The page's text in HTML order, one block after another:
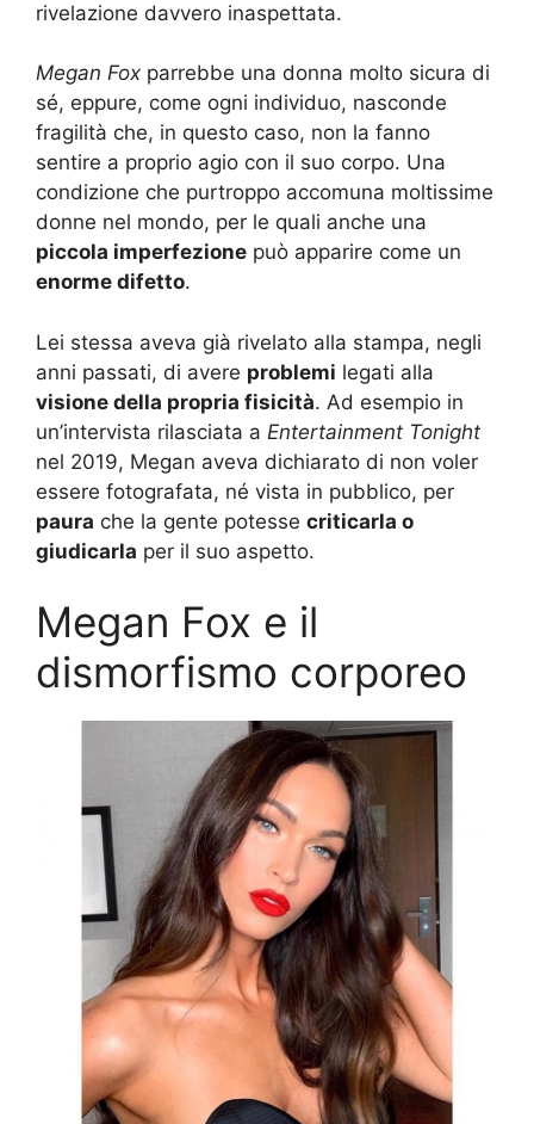
rivelazione davvero inaspettata.
Megan Fox parrebbe una donna molto sicura di
sé, eppure, come ogni individuo, nasconde
fragilità che, in questo caso, non la fanno
sentire a proprio agio con il suo corpo. Una
condizione che purtroppo accomuna moltissime
donne nel mondo, per le quali anche una
piccola imperfezione può apparire come un
enorme difetto.
Lei stessa aveva già rivelato alla stampa, negli
anni passati, di avere problemi legati alla
visione della propria fisicità. Ad esempio in
un’intervista rilasciata a Entertainment Tonight
nel 2019, Megan aveva dichiarato di non voler
essere fotografata, né vista in pubblico, per
paura che la gente potesse criticarla o
giudicarla per il suo aspetto.
Megan Fox e il
dismorfismo corporeo